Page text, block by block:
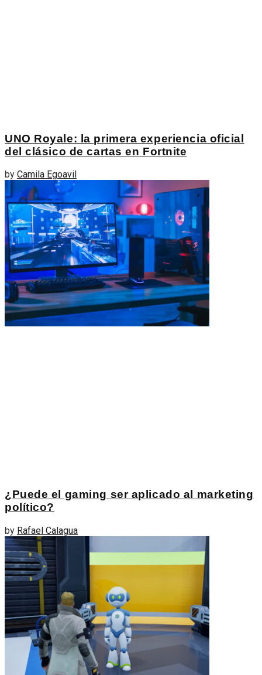
UNO Royale: la primera experiencia oficial
del clásico de cartas en Fortnite
by Camila Egoavil
¿Puede el gaming ser aplicado al marketing
político?
by Rafael Calagua